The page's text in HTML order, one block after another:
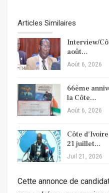
Articles Similaires
Interview/
août…
Août 6, 2026
66ème
la Côte…
Août 6, 2026
Côte
21 juillet…
Juil 21, 2026
Cette annonce de